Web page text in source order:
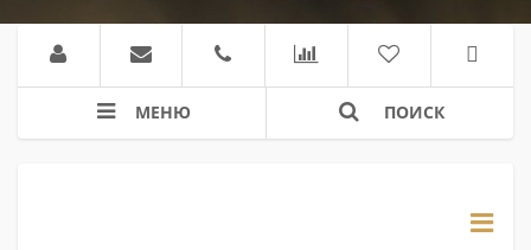
МЕНЮ ПОИСК